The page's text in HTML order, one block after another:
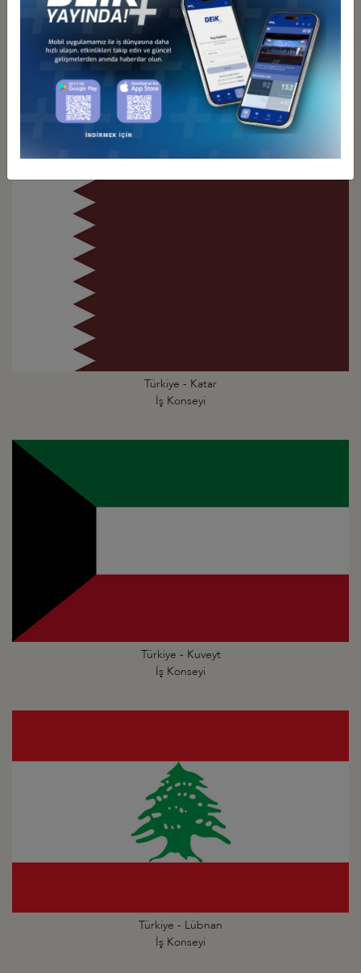
Türkiye - İran
Türkiye - Katar
İş Konseyi
Türkiye - Kuveyt
İş Konseyi
Türkiye - Lübnan
İş Konseyi